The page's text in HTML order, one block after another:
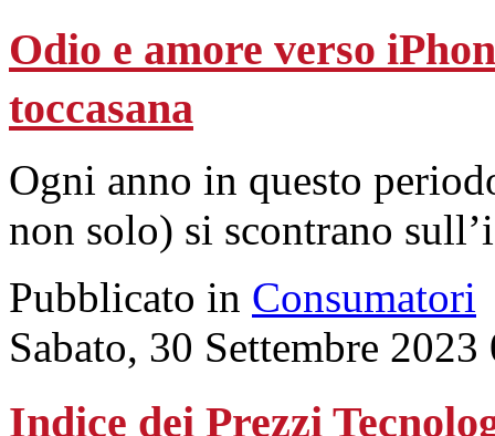
Odio e amore verso
toccasana
Ogni anno in questo
non solo) si scontrano
Pubblicato in Consumatori
Sabato, 30 Settembre 2023
Indice dei Prezzi